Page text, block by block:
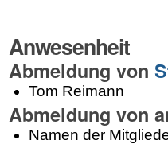
Anwesenheit
Abmeldung von
Tom Reimann
Abmeldung von
Namen der